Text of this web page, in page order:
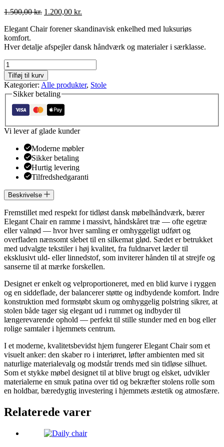
1.500,00kr. Den
pris
1.500,00 kr..
1.200,00 kr.
pris
1.200,00 kr..
Elegant Chair forener skandinavisk enkelhed med luksuriøs
komfort.
Hver detalje afspejler dansk håndværk og materialer i særklasse.
Elegant
chair
antal
Tilføj til kurv
Kategorier: Alle produkter, Stole
Sikker betaling
Vi lever af glade kunder
Moderne møbler
Sikker betaling
Hurtig levering
Tilfredshedgaranti
Beskrivelse
Fremstillet med respekt for tidløst dansk møbelhåndværk, bærer
Elegant Chair en ramme i massivt, håndskåret træ — ofte egetræ
eller valnød — hvor hver samling er omhyggeligt udført og
overfladen nænsomt slebet til en silkemat glød. Sædet er betrukket
med udvalgte tekstiler i høj kvalitet, fra fuldnarvet læder til
eksklusivt uld- eller linnedstof, som inviterer hånden til at strejfe og
sanserne til at mærke forskellen.
Designet er enkelt og velproportioneret, med en blid kurve i ryggen
og en siddeflade, der balancerer støtte og indbydende komfort. Indre
konstruktion med formstøbt skum og omhyggelig polstring sikrer, at
stolen både tager sig elegant ud i rummet og indbyder til
længerevarende ophold — perfekt til stille stunder med en bog eller
rolige samtaler i hjemmets centrum.
I et moderne, kvalitetsbevidst hjem fungerer Elegant Chair som et
visuelt anker: den skaber ro i interiøret, løfter ambienten med sit
naturlige materialevalg og modstår trends med sin tidløse silhuet.
Som et stykke møbel designet til at blive brugt og elsket, udvikler
materialerne en smuk patina over tid og bekræfter stolens rolle som
en holdbar, bæredygtig investering i hjemmets æstetik og atmosfære.
Relaterede varer